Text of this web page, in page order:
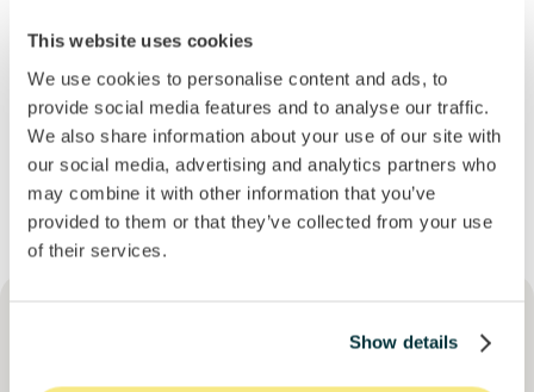
This website uses cookies
We use cookies to personalise content and ads, to
provide social media features and to analyse our traffic.
We also share information about your use of our site with
our social media, advertising and analytics partners who
may combine it with other information that you’ve
provided to them or that they’ve collected from your use
of their services.
Show details